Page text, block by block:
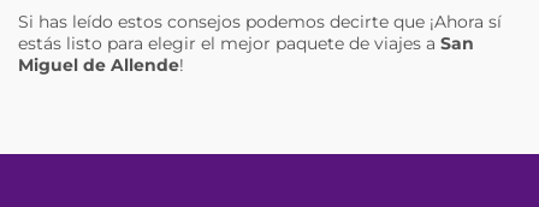
Si has leído estos consejos podemos decirte que ¡Ahora sí
estás listo para elegir el mejor paquete de viajes a San
Miguel de Allende!